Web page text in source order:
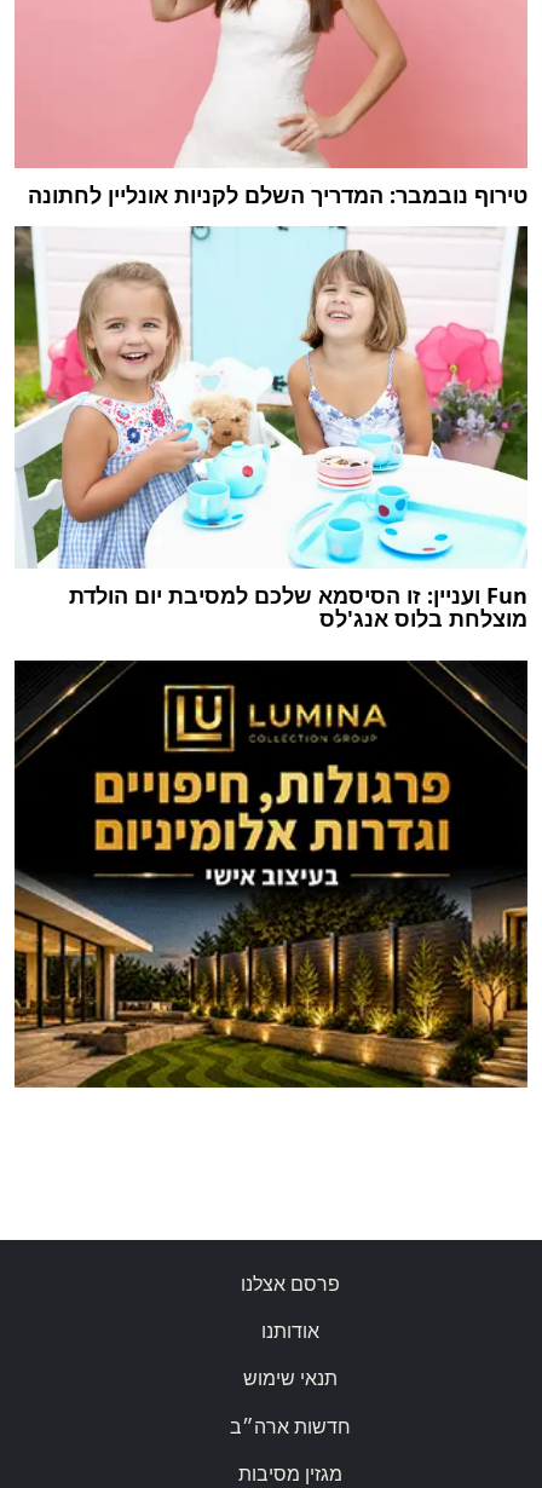
טירוף נובמבר: המדריך השלם לקניות אונליין לחתונה
Fun ועניין: זו הסיסמא שלכם למסיבת יום הולדת
מוצלחת בלוס אנג'לס
פרסם אצלנו
אודותנו
תנאי שימוש
חדשות ארה״ב
מגזין מסיבות